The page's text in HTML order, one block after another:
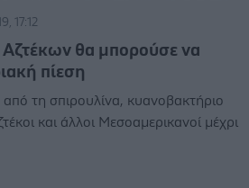
17:12
θα μπορούσε να
πίεση
από τη σπιρουλίνα, κυανοβακτήριο
και άλλοι Μεσοαμερικανοί μέχρι